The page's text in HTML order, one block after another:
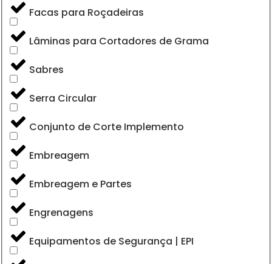
Facas para Roçadeiras
Lâminas para Cortadores de Grama
Sabres
Serra Circular
Conjunto de Corte Implemento
Embreagem
Embreagem e Partes
Engrenagens
Equipamentos de Segurança | EPI